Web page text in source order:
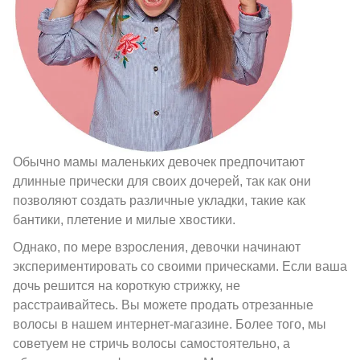
Обычно мамы маленьких девочек предпочитают
длинные прически для своих дочерей, так как они
позволяют создать различные укладки, такие как
бантики, плетение и милые хвостики.
Однако, по мере взросления, девочки начинают
экспериментировать со своими прическами. Если ваша
дочь решится на короткую стрижку, не
расстраивайтесь. Вы можете продать отрезанные
волосы в нашем интернет-магазине. Более того, мы
советуем не стричь волосы самостоятельно, а